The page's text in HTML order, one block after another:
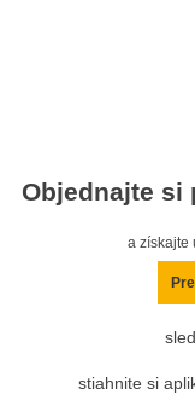
Objednajte si
a získajte
stiahnite si